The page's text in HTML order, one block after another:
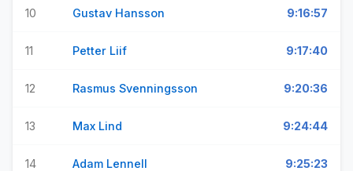
10 Gustav Hansson 9:16:57
11 Petter Liif 9:17:40
12 Rasmus Svenningsson 9:20:36
13 Max Lind 9:24:44
14 Adam Lennell 9:25:23